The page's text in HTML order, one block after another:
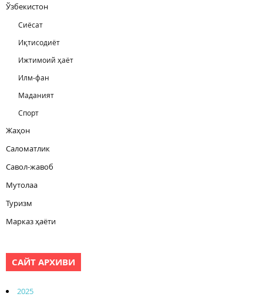
Ўзбекистон
Сиёсат
Иқтисодиёт
Ижтимоий ҳаёт
Илм-фан
Маданият
Спорт
Жаҳон
Саломатлик
Савол-жавоб
Мутолаа
Туризм
Марказ ҳаёти
САЙТ АРХИВИ
2025